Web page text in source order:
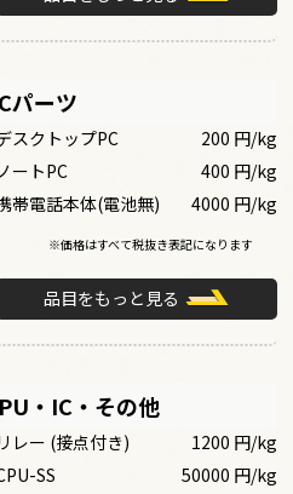
パーツ
スクトップPC
200 円/kg
ノートPC
400 円/kg
帯電話本体(電池無)
4000 円/kg
※価格はすべて税抜き表記になります
品目をもっと見る
・IC・その他
リレー (接点付き)
1200 円/kg
SS
50000 円/kg